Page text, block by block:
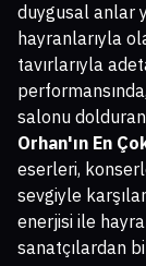
duygusal anlar
hayranlarıyla
tavırlarıyla
salonu
Orhan'ın En
eserleri,
sevgiyle
enerjisi ile
sanatçılardan